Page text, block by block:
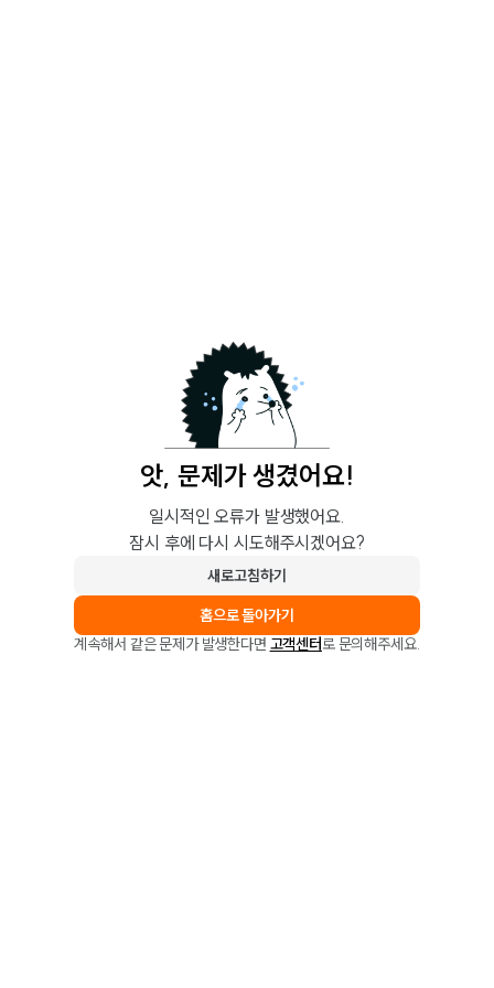
앗, 문제가 생겼어요!
일시적인 오류가 발생했어요.
잠시 후에 다시 시도해주시겠어요?
새로고침하기
홈으로 돌아가기
계속해서 같은 문제가 발생한다면 고객센터로 문의해주세요.